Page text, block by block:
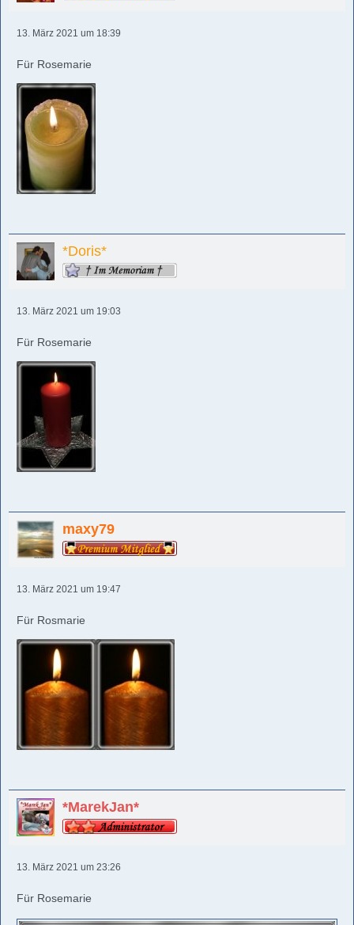
13. März 2021 um 18:39
Für Rosemarie
*Doris*
13. März 2021 um 19:03
Für Rosemarie
maxy79
13. März 2021 um 19:47
Für Rosmarie
*MarekJan*
13. März 2021 um 23:26
Für Rosemarie